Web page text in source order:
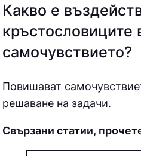
Какво е
кръстословиците
самочувствието?
Повишават
решаване на задачи.
Свързани статии,